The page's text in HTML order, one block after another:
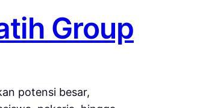
Group
potensi besar,